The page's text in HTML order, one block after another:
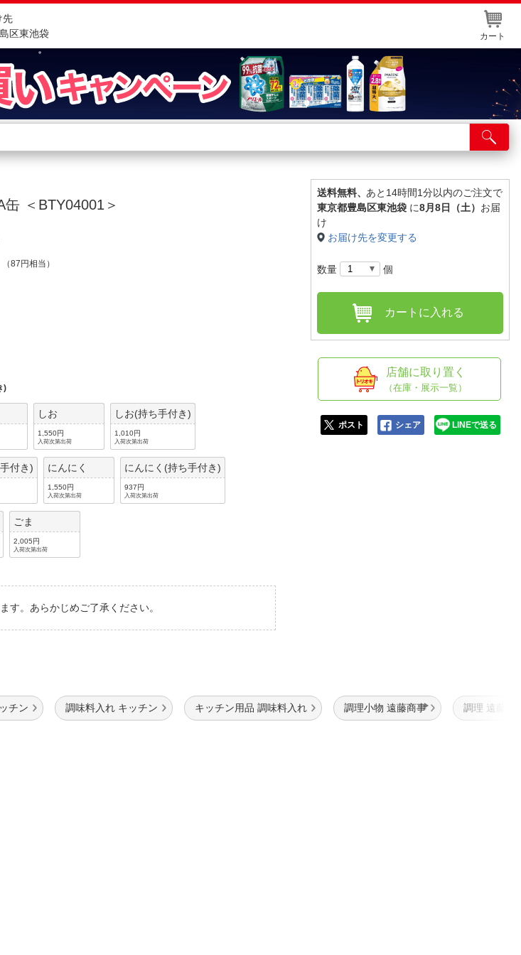
先
区東池袋
カート
さがす
らさがす
ト
店舗サービス
ネット取り置き
English / 中文
＜BTY04001＞
（87円相当）
)
しお
1,550円
入荷次第出荷
しお(持ち手付き)
1,010円
入荷次第出荷
付き) にんにく
1,550円
入荷次第出荷
にんにく(持ち手付き)
937円
入荷次第出荷
ごま
2,005円
入荷次第出荷
す。あらかじめご了承ください。
送料無料、 あと14時間1分以内のご注文で
東京都豊島区東池袋 に8月8日（土） お届
け
お届け先を変更する
数量 個
カートに入れる
店舗に取り置く
（在庫・展示一覧）
ポスト シェア LINEで送る
チン 調味料入れ キッチン キッチン用品 調味料入れ 調理小物 遠藤商事 調理 遠藤商